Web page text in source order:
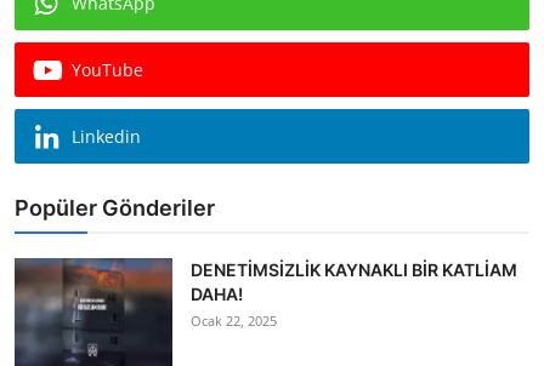
Köşe Yazısı
Dernek
Galeri
E-GAZETE
YouTube
Linkedin
Popüler Gönderiler
DENETİMSİZLİK KAYNAKLI BİR KATLİAM
DAHA!
Ocak 22, 2025